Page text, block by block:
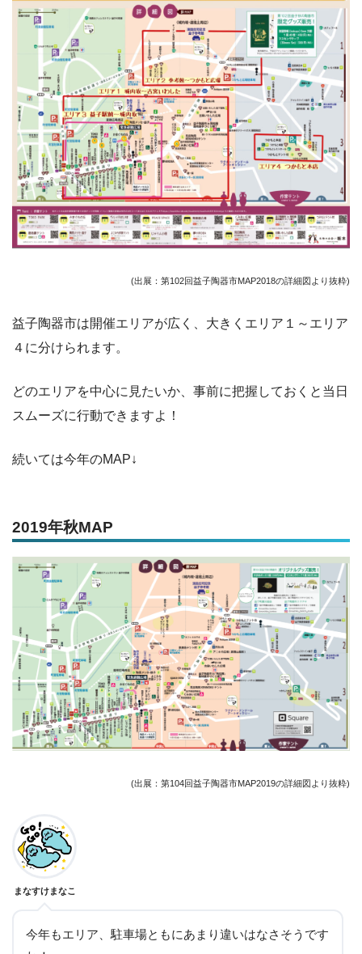
(出展：第102回益子陶器市MAP2018の詳細図より抜粋)
益子陶器市は開催エリアが広く、大きくエリア１～エリア
４に分けられます。
どのエリアを中心に見たいか、事前に把握しておくと当日
スムーズに行動できますよ！
続いては今年のMAP↓
2019年秋MAP
(出展：第104回益子陶器市MAP2019の詳細図より抜粋)
まなすけまなこ
今年もエリア、駐車場ともにあまり違いはなさそうです